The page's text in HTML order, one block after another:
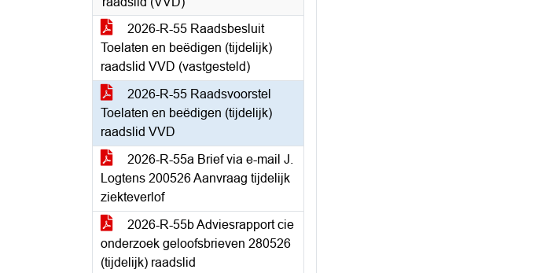
2026-R-55 Raadsbesluit
Toelaten en beëdigen (tijdelijk)
raadslid VVD (vastgesteld)
2026-R-55 Raadsvoorstel
Toelaten en beëdigen (tijdelijk)
raadslid VVD
2026-R-55a Brief via e-mail J.
Logtens 200526 Aanvraag tijdelijk
ziekteverlof
2026-R-55b Adviesrapport cie
onderzoek geloofsbrieven 280526
(tijdelijk) raadslid